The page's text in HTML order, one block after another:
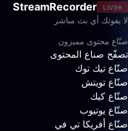
LIVE
StreamRecorder
لا يفوتك أي بث مباشر
صنّاع محتوى مميزون
تصفّح صناع المحتوى
صنّاع تيك توك
صنّاع تويتش
صنّاع كيك
صنّاع يوتيوب
صنّاع أفريكا تي في